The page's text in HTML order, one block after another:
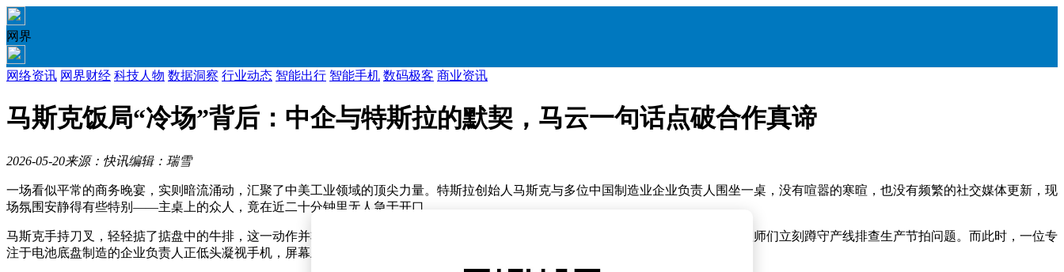
网界
网络资讯 网界财经 科技人物 数据洞察 行业动态 智能出行 智能手机 数码极客 商业资讯
马斯克饭局“冷场”背后：中企与特斯拉的默契，马云一句话点破合作真谛
2026-05-20来源：快讯编辑：瑞雪
一场看似平常的商务晚宴，实则暗流涌动，汇聚了中美工业领域的顶尖力量。特斯拉创始人马斯克与多位中国制造业企业负责人围坐一桌，没有喧嚣的寒暄，也没有频繁的社交媒体更新，现
场氛围安静得有些特别——主桌上的众人，竟在近二十分钟里无人急于开口。
马斯克手持刀叉，轻轻掂了掂盘中的牛排，这一动作并非为了耍酷。此前在特斯拉柏林工厂，就曾因刀具切牛排时出现半秒卡顿，工程师们立刻蹲守产线排查生产节拍问题。而此时，一位专
注于电池底盘制造的企业负责人正低头凝视手机，屏幕上显示的是东莞工厂刚传来的热成像图，实时监控着生产状况。